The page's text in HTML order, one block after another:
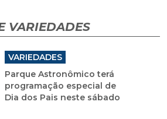
VARIEDADES
VARIEDADES
Parque Astronômico terá
programação especial de
Dia dos Pais neste sábado